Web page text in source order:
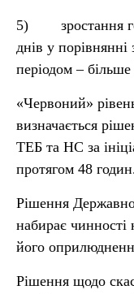
5) зростання
днів у
періодом – більше
«Червоний»
визначається
ТЕБ та НС за
протягом 48
Рішення
набирає чинності
його
Рішення щодо